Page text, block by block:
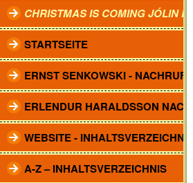
CHRISTMAS IS COMING JÓLIN
STARTSEITE
ERNST SENKOWSKI - NACHRUF
ERLENDUR HARALDSSON
WEBSITE - INHALTSVERZEICHNIS
A-Z – INHALTSVERZEICHNIS